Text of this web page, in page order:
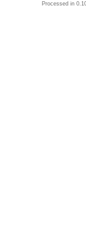
Processed in